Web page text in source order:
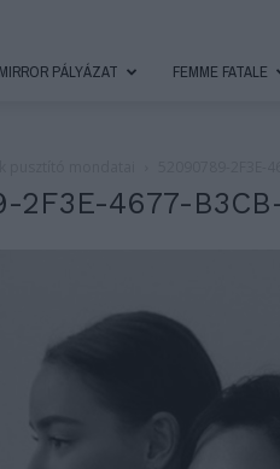
PÁLYÁZAT FEMME FATALE
2F3E-4677-